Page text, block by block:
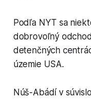
Podľa NYT sa
dobrovoľný
detenčných
územie USA.
Núš-Abádí v